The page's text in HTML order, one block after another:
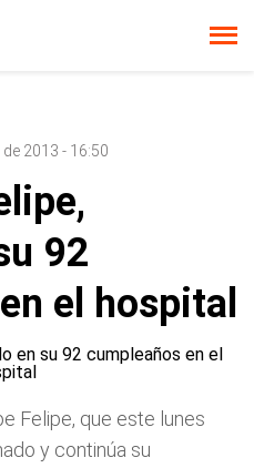
2013 - 16:50
92
el hospital
Felipe, que este lunes
y continúa su